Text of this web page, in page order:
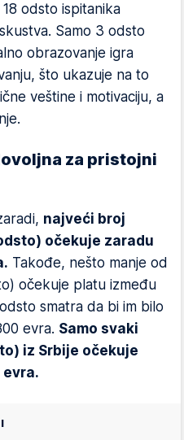
odsto ispitanika
Samo 3 odsto
obrazovanje igra
što ukazuje na to
veštine i motivaciju, a
za pristojni
najveći broj
očekuje zaradu
Takođe, nešto manje od
očekuje platu između
smatra da bi im bilo
evra. Samo svaki
iz Srbije očekuje